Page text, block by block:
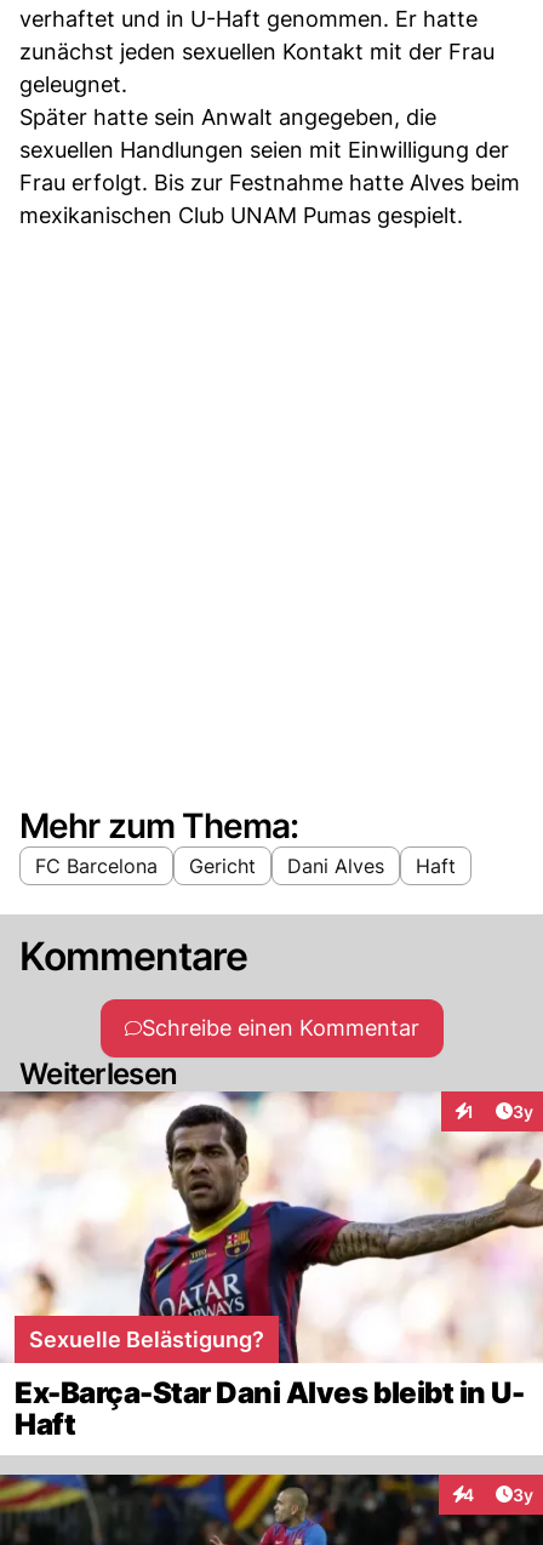
verhaftet und in U-Haft genommen. Er hatte
zunächst jeden sexuellen Kontakt mit der Frau
geleugnet.
Später hatte sein Anwalt angegeben, die
sexuellen Handlungen seien mit Einwilligung der
Frau erfolgt. Bis zur Festnahme hatte Alves beim
mexikanischen Club UNAM Pumas gespielt.
Mehr zum Thema:
FC Barcelona Gericht Dani Alves Haft
Kommentare
Schreibe einen Kommentar
Weiterlesen
1 3y
Sexuelle Belästigung?
Ex-Barça-Star Dani Alves bleibt in U-
Haft
4 3y